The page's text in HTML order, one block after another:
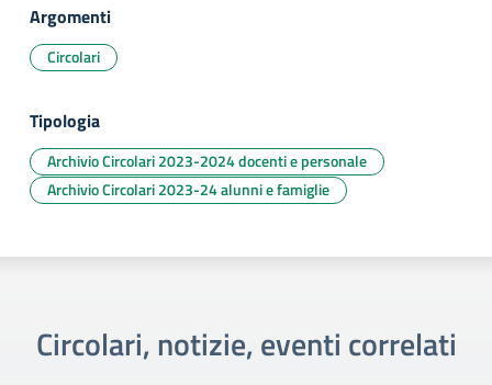
Argomenti
Circolari
Tipologia
Archivio Circolari 2023-2024 docenti e personale
Archivio Circolari 2023-24 alunni e famiglie
Circolari, notizie, eventi correlati